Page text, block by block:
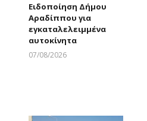
Ειδοποίηση Δήμου
Αραδίππου για
εγκαταλελειμμένα
αυτοκίνητα
07/08/2026